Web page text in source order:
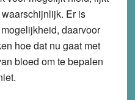
Er is
daarvoor
hoe dat nu gaat met
bloed om te bepalen